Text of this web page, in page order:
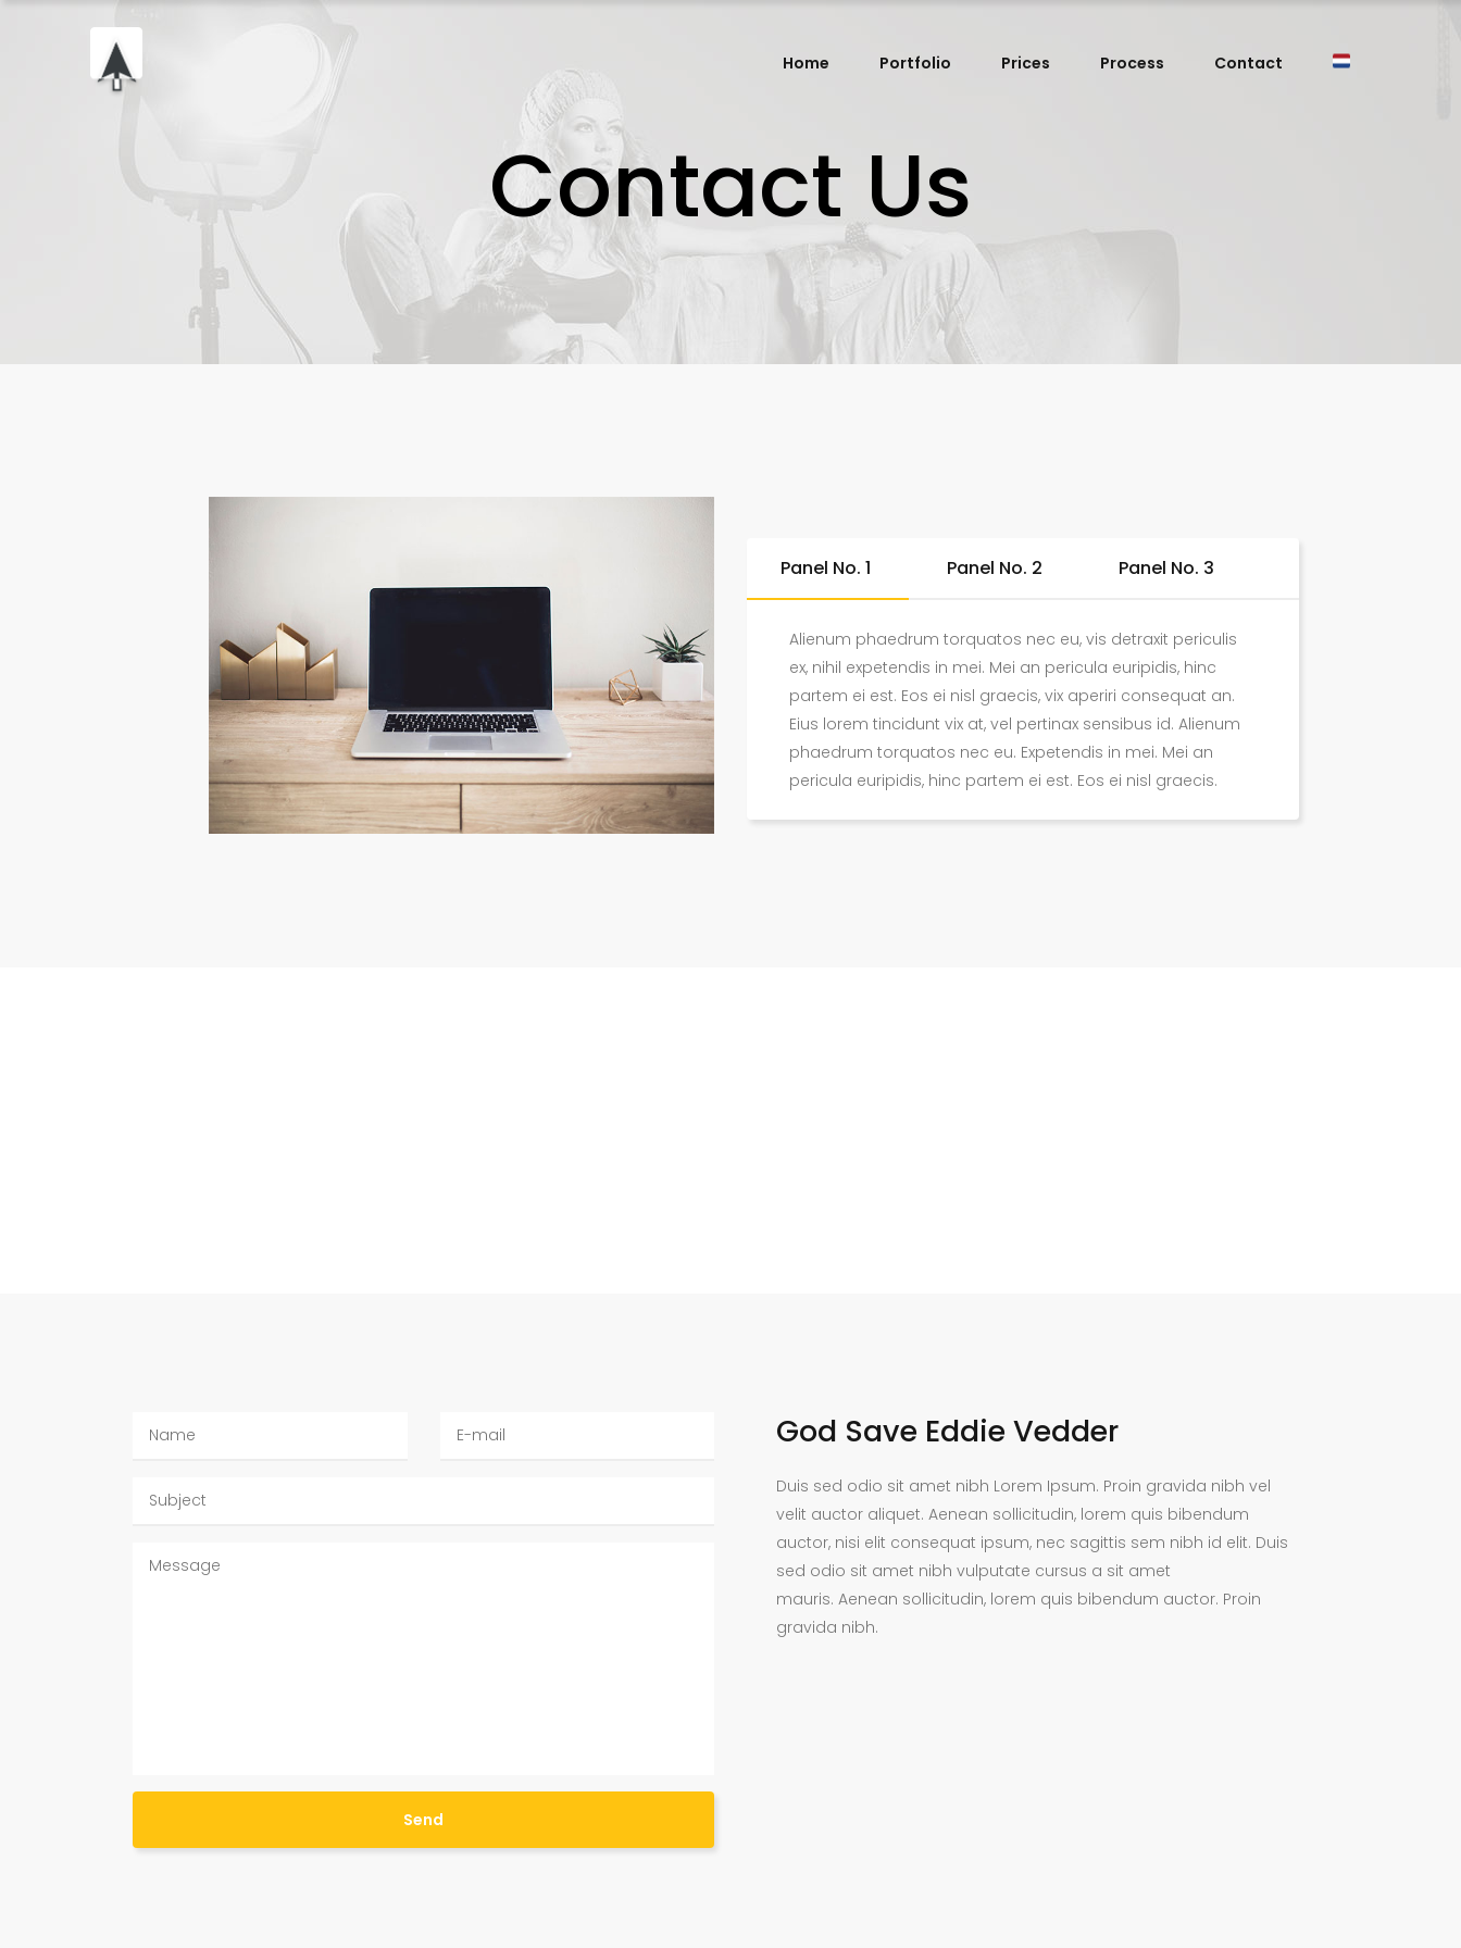
Home Portfolio Prices Process Contact
Contact Us
Panel No. 1 Panel No. 2 Panel No. 3
Alienum phaedrum torquatos nec eu, vis detraxit periculis
ex, nihil expetendis in mei. Mei an pericula euripidis, hinc
partem ei est. Eos ei nisl graecis, vix aperiri consequat an.
Eius lorem tincidunt vix at, vel pertinax sensibus id. Alienum
phaedrum torquatos nec eu. Expetendis in mei. Mei an
pericula euripidis, hinc partem ei est. Eos ei nisl graecis.
God Save Eddie Vedder
Duis sed odio sit amet nibh Lorem Ipsum. Proin gravida nibh vel
velit auctor aliquet. Aenean sollicitudin, lorem quis bibendum
auctor, nisi elit consequat ipsum, nec sagittis sem nibh id elit. Duis
sed odio sit amet nibh vulputate cursus a sit amet
mauris. Aenean sollicitudin, lorem quis bibendum auctor. Proin
gravida nibh.